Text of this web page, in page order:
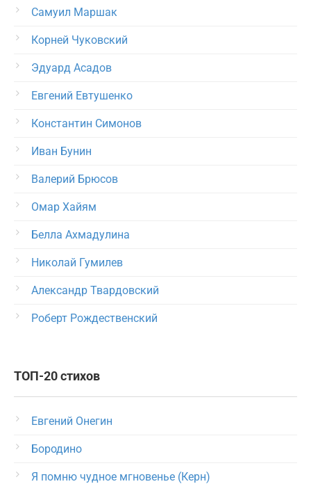
Самуил Маршак
Корней Чуковский
Эдуард Асадов
Евгений Евтушенко
Константин Симонов
Иван Бунин
Валерий Брюсов
Омар Хайям
Белла Ахмадулина
Николай Гумилев
Александр Твардовский
Роберт Рождественский
ТОП-20 стихов
Евгений Онегин
Бородино
Я помню чудное мгновенье (Керн)